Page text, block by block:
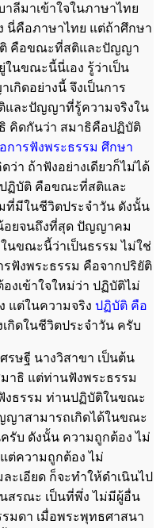
าลีมาเข้าใจในภาษาไทย
นี่คือภาษาไทย แต่ถ้าศึกษา
คือขณะที่สติและปัญญา
ในขณะนี้นี่เอง รู้ว่าเป็น
กิดอย่างนี้ จึงเป็นการ
และปัญญาที่รู้ความจริงใน
คิดกันว่า สมาธิคือปฏิบัติ
ารฟังพระธรรม ศึกษา
ว่า ถ้าฟังอย่างเดียวก็ไม่ได้
ฏิบัติ คือขณะที่สติและ
ที่มีในชีวิตประจำวัน ดังนั้น
น้อยจนถึงที่สุด ปัญญาคม
นขณะนี้ว่าเป็นธรรม ไม่ใช่
ฟังพระธรรม คือจากปริยัติ
งเข้าใจใหม่ว่า ปฏิบัติไม่
แต่ในความจริง ปฏิบัติ คือ
เกิดในชีวิตประจำวัน ครับ
ษฐี นางวิสาขา เป็นต้น
าธิ แต่ท่านฟังพระธรรม
ธรรม ท่านปฏิบัติในขณะ
ญาสามารถเกิดได้ในขณะ
รับ ดังนั้น ความถูกต้อง ไม่
ต่ความถูกต้อง ไม่
ะเอียด ก็จะทำให้ดำเนินไป
สรณะ เป็นที่พึ่ง ไม่มีผู้อื่น
รมดา เมื่อพระพุทธศาสนา